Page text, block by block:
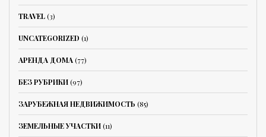
TRAVEL(3)
UNCATEGORIZED (1)
АРЕНДА ДОМА(77)
БЕЗ РУБРИКИ(97)
ЗАРУБЕЖНАЯ НЕДВИЖИМОСТЬ (85)
ЗЕМЕЛЬНЫЕ УЧАСТКИ(11)